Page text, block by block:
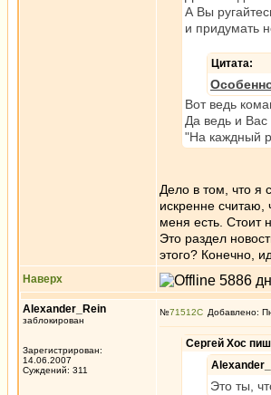
А Вы
и придумать
Цитата:
Вот ведь
Да ведь и
"На каждный
Дело в том, что я
искренне считаю,
меня есть. Стоит
Это раздел
этого? Конечно,
Наверх
Alexander_Rein
заблокирован
Зарегистрирован:
14.06.2007
Суждений: 311
№71512 Добавлено:
Сергей Хос
Это ты,